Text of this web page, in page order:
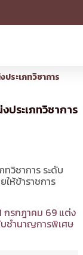
ระเภทวิชาการ
ประเภทวิชาการ
ทวิชาการ ระดับ
ห้ข้าราชการ
กรกฎาคม 69 แต่ง
บชำนาญการพิเศษ